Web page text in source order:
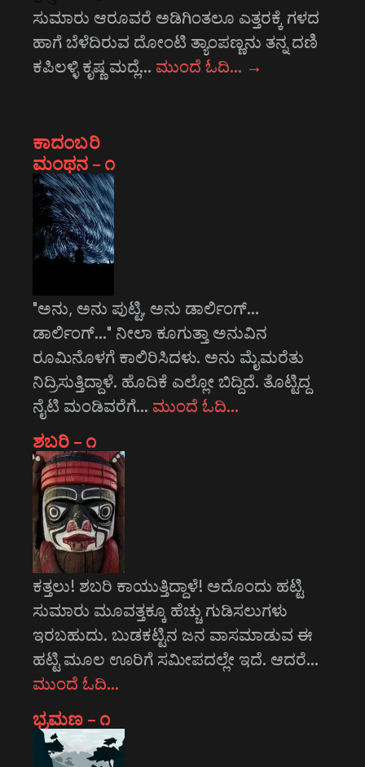
ಸುಮಾರು ಆರೂವರೆ ಅಡಿಗಿಂತಲೂ ಎತ್ತರಕ್ಕೆ ಗಳದ
ಹಾಗೆ ಬೆಳೆದಿರುವ ದೋಂಟಿ ತ್ಯಾಂಪಣ್ಣನು ತನ್ನ ದಣಿ
ಕಪಿಲಳ್ಳಿ ಕೃಷ್ಣ ಮದ್ಲೆ… ಮುಂದೆ ಓದಿ… →
ಕಾದಂಬರಿ
ಮಂಥನ – ೧
"ಅನು, ಅನು ಪುಟ್ಟಿ, ಅನು ಡಾರ್ಲಿಂಗ್...
ಡಾರ್ಲಿಂಗ್..." ನೀಲಾ ಕೂಗುತ್ತಾ ಅನುವಿನ
ರೂಮಿನೊಳಗೆ ಕಾಲಿರಿಸಿದಳು. ಅನು ಮೈಮರೆತು
ನಿದ್ರಿಸುತ್ತಿದ್ದಾಳೆ. ಹೊದಿಕೆ ಎಲ್ಲೋ ಬಿದ್ದಿದೆ. ತೊಟ್ಟಿದ್ದ
ನೈಟಿ ಮಂಡಿವರೆಗೆ… ಮುಂದೆ ಓದಿ…
ಶಬರಿ – ೧
ಕತ್ತಲು! ಶಬರಿ ಕಾಯುತ್ತಿದ್ದಾಳೆ! ಅದೊಂದು ಹಟ್ಟಿ
ಸುಮಾರು ಮೂವತ್ತಕ್ಕೂ ಹೆಚ್ಚು ಗುಡಿಸಲುಗಳು
ಇರಬಹುದು. ಬುಡಕಟ್ಟಿನ ಜನ ವಾಸಮಾಡುವ ಈ
ಹಟ್ಟಿ ಮೂಲ ಊರಿಗೆ ಸಮೀಪದಲ್ಲೇ ಇದೆ. ಆದರೆ…
ಮುಂದೆ ಓದಿ…
ಭ್ರಮಣ – ೧